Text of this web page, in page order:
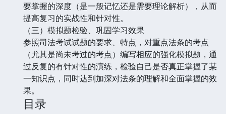
要掌握的深度（是一般记忆还是需要理论解析），从而
提高复习的实战性和针对性。
（三）模拟题检验、巩固学习效果
参照司法考试试题的要求、特点，对重点法条的考点
（尤其是尚未考过的考点）编写相应的强化模拟题，通
过反复的有针对性的演练，检验自己是否真正掌握了某
一知识点，同时达到加深对法条的理解和全面掌握的效
果。
目录